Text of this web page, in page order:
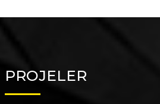
PROJELER